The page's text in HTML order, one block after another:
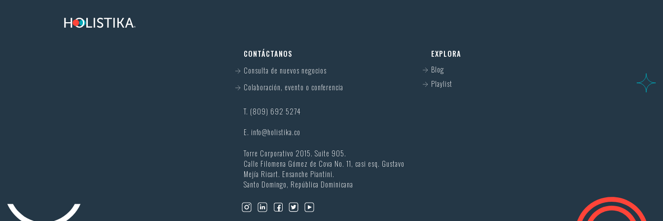
CONTÁCTANOS
Consulta de nuevos negocios
Colaboración, evento o conferencia
T. (809) 692 5274
E. info@holistika.co
Torre Corporativo 2015. Suite 905.
Calle Filomena Gómez de Cova No. 11, casi esq. Gustavo
Mejía Ricart. Ensanche Piantini.
Santo Domingo, República Dominicana
EXPLORA
Blog
Playlist